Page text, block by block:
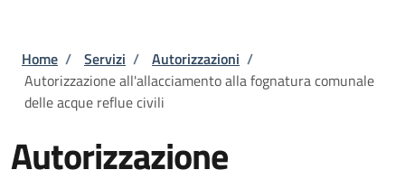
Briciole di pane
Home / Servizi / Autorizzazioni /
Autorizzazione all'allacciamento alla fognatura comunale
delle acque reflue civili
Autorizzazione